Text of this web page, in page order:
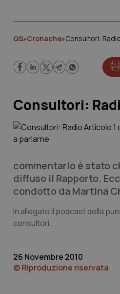
QS»Cronache»Consultori:
Consultori:
commentarlo è stato
diffuso il Rapporto.
condotto da Martina
In allegato il podcast della
consultori.
26 Novembre 2010
© Riproduzione riservata